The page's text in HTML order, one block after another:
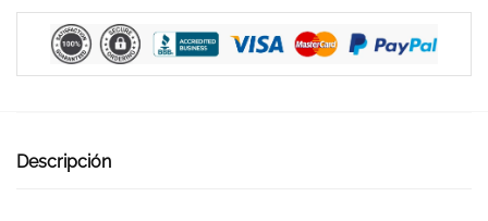
Chic
cantidad
Descripción